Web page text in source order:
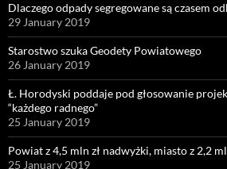
Dlaczego odpady segregowane są czasem
29 January 2019
Starostwo szuka Geodety Powiatowego
26 January 2019
Ł. Horodyski poddaje pod głosowanie
“każdego radnego”
25 January 2019
Powiat z 4,5 mln zł nadwyżki, miasto z 2,2
25 January 2019